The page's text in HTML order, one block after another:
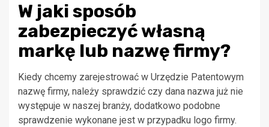
W jaki sposób
zabezpieczyć własną
markę lub nazwę firmy?
Kiedy chcemy zarejestrować w Urzędzie Patentowym
nazwę firmy, należy sprawdzić czy dana nazwa już nie
występuje w naszej branży, dodatkowo podobne
sprawdzenie wykonane jest w przypadku logo firmy.